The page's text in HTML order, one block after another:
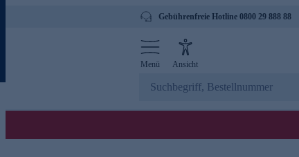
Gebührenfreie Hotline 0800 29 888 88
Menü Ansicht